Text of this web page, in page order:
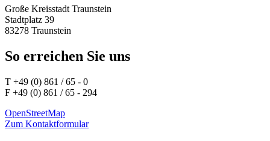
Große Kreisstadt Traunstein
Stadtplatz 39
83278 Traunstein
So erreichen Sie uns
T +49 (0) 861 / 65 - 0
F +49 (0) 861 / 65 - 294
OpenStreetMap
Zum Kontaktformular